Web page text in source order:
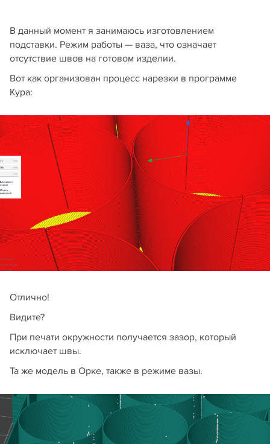
В данный момент я занимаюсь изготовлением
подставки. Режим работы — ваза, что означает
отсутствие швов на готовом изделии.
Вот как организован процесс нарезки в программе
Кура:
Отлично!
Видите?
При печати окружности получается зазор, который
исключает швы.
Та же модель в Орке, также в режиме вазы.